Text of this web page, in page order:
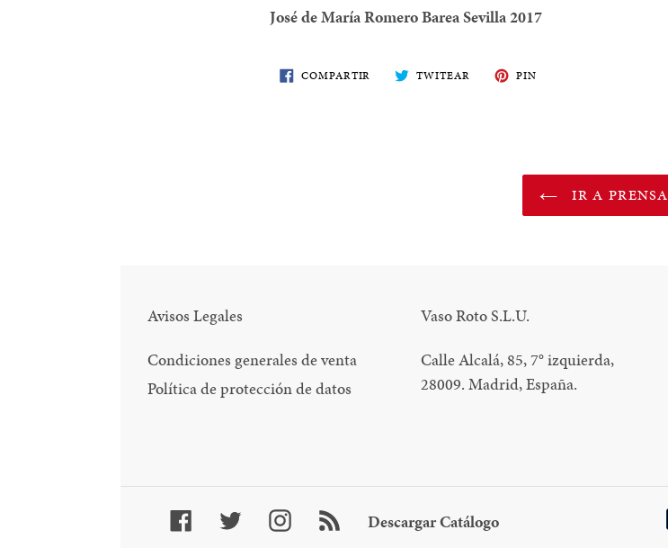
José de María Romero BareaSevilla 2017
COMPARTIR COMPARTETWITEAR TWITEA PIN
IR A PRENSA
Avisos Legales
Condiciones generales de venta
Política de protección de datos
Vaso Roto S.L.U.
Calle Alcalá, 85, 7°izquierda,
28009. Madrid, España.
Facebook TwitterInstagram Descargar CatálogoDescargar